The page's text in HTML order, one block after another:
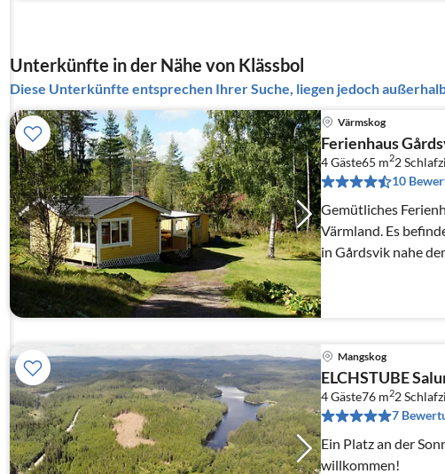
Unterkünfte in der Nähe von Klässbol
Diese Unterkünfte entsprechen Ihrer Suche, liegen jedoch
Värmskog
Ferienhaus
4 Gäste65 m22
10
Gemütliches
Värmland. Es befindet sich in einem feinen Feriengebiet
in Gårdsvik nahe
im Preis enthalten.
Mangskog
ELCHSTUBE
4 Gäste76 m22
7
Ein Platz an der Sonne. Absolute Alleinlage !
willkommen!